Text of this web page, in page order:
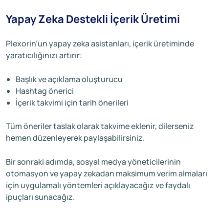
Yapay Zeka Destekli İçerik Üretimi
Plexorin’un yapay zeka asistanları, içerik üretiminde
yaratıcılığınızı artırır:
Başlık ve açıklama oluşturucu
Hashtag önerici
İçerik takvimi için tarih önerileri
Tüm öneriler taslak olarak takvime eklenir, dilerseniz
hemen düzenleyerek paylaşabilirsiniz.
Bir sonraki adımda, sosyal medya yöneticilerinin
otomasyon ve yapay zekadan maksimum verim almaları
için uygulamalı yöntemleri açıklayacağız ve faydalı
ipuçları sunacağız.